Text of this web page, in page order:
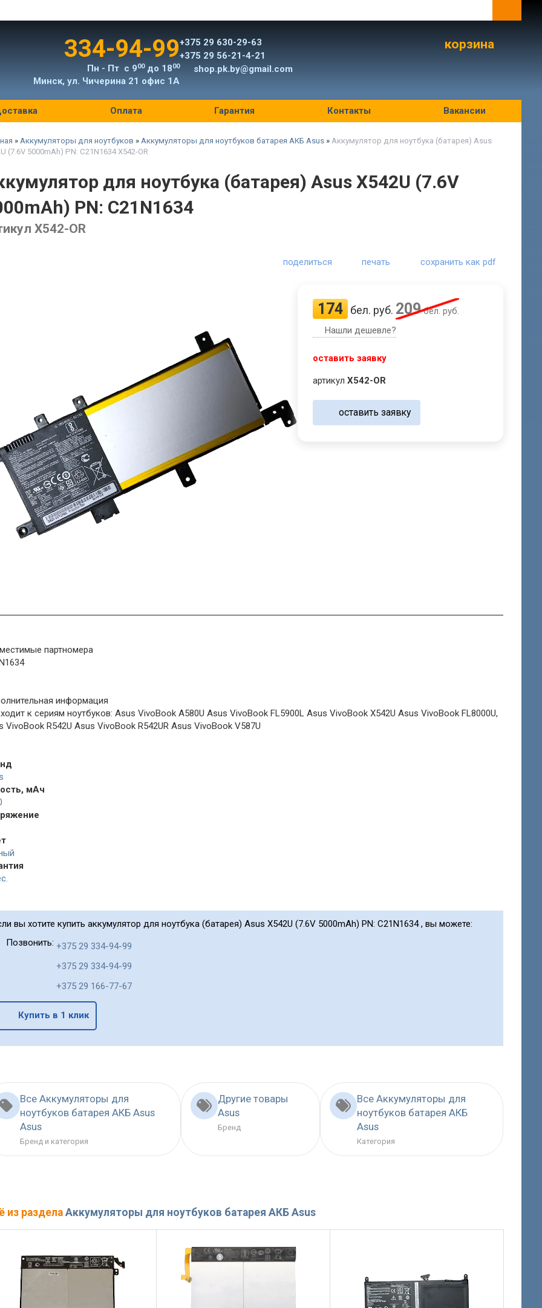
334-94-99
Пн - Пт с 900до 1800
Минск, ул. Чичерина 21 офис 1А
+375 29 630-29-63
+375 29 56-21-4-21
shop.pk.by@gmail.com
корзина
Оплата Гарантия Контакты Вакансии
» Аккумуляторы для ноутбуков » Аккумуляторы для ноутбуков батарея АКБ Asus » Аккумулятор для ноутбука (батарея) Asus
(7.6V 5000mAh) PN: C21N1634 X542-OR
для ноутбука (батарея) Asus X542U (7.6V
PN: C21N1634
X542-OR
поделиться печать сохранить как pdf
174 бел. руб. 209бел. руб.
Нашли дешевле?
оставить заявку
артикулX542-OR
оставить заявку
партномера
информация
к сериям ноутбуков: Asus VivoBook A580U Asus VivoBook FL5900L Asus VivoBook X542U Asus VivoBook FL8000U,
VivoBook R542U Asus VivoBook R542UR Asus VivoBook V587U
мАч
вы хотите купить аккумулятор для ноутбука (батарея) Asus X542U (7.6V 5000mAh) PN: C21N1634 , вы можете:
Позвонить: +375 29 334-94-99
+375 29 334-94-99
+375 29 166-77-67
Купить в 1 клик
Все Аккумуляторы для
ноутбуков батарея АКБ Asus
Asus
Бренд и категория
Другие товары
Asus
Бренд
Все Аккумуляторы для
ноутбуков батарея АКБ
Asus
Категория
из раздела Аккумуляторы для ноутбуков батарея АКБ Asus